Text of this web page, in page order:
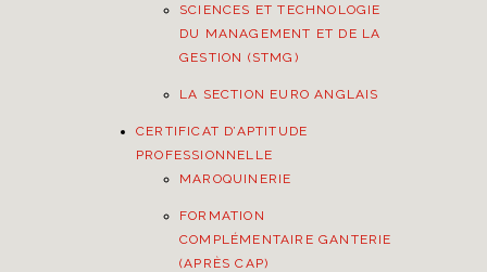
SCIENCES ET TECHNOLOGIE
DU MANAGEMENT ET DE LA
GESTION (STMG)
LA SECTION EURO ANGLAIS
CERTIFICAT D’APTITUDE
PROFESSIONNELLE
MAROQUINERIE
FORMATION
COMPLÉMENTAIRE GANTERIE
(APRÈS CAP)